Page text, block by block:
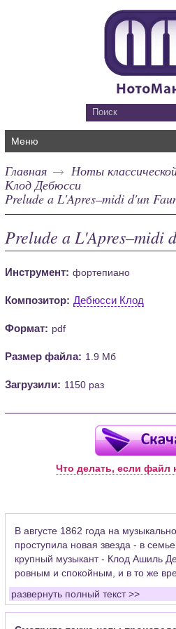
Меню
Главная
Ноты
Клод Дебюсси
Prelude a L'Apres–midi d'un
Prelude a L'Apres–midi
Инструмент: фортепиано
Композитор: Дебюсси Клод
Формат: pdf
Размер файла: 1.9 Мб
Загрузили: 1150 раз
Что делать, если файл
В августе 1862 года на
проступила новая звезда - в
крупный музыкант - Клод Ашиль
ровным и спокойным, и в то же
восхитительными красками.
Клод Дебюсси появился, чтобы
еще будучи студентом парижской
развернуть полный текст >>